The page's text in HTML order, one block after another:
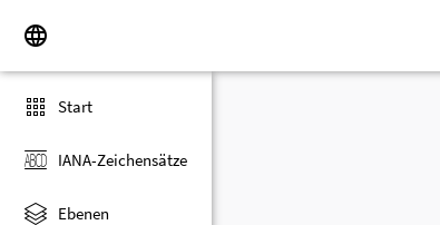
Start
IANA-Zeichensätze
Ebenen